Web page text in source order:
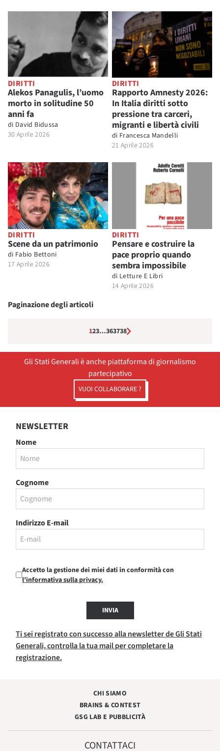
DIRITTI
Alekos Panagulis, l’uomo
morto in solitudine 50
anni fa
di David Bidussa
30 Aprile 2026
DIRITTI
Rapporto Amnesty 2026:
In Italia diritti sotto
pressione tra carceri,
migranti e libertà civili
di Francesca Mandelli
21 Aprile 2026
DIRITTI
Scene da un patrimonio
di Fabio Bettoni
17 Aprile 2026
DIRITTI
Pensare e costruire la
pace proprio quando
sembra impossibile
di Letture E Libri
14 Aprile 2026
Paginazione degli articoli
123…363738
Gli Stati Generali è anche piattaforma di giornalismo
partecipativo
VUOI COLLABORARE ?
NEWSLETTER
Nome
Cognome
Indirizzo E-mail
Accetto la gestione dei miei dati in conformità con
l'informativa sulla privacy.
INVIA
Ti sei registrato con successo alla newsletter de Gli Stati
Generali, controlla la tua mail per completare la
registrazione.
CHI SIAMO
BRAINS & CONTEST
GSG LAB E PUBBLICITÀ
CONTATTACI